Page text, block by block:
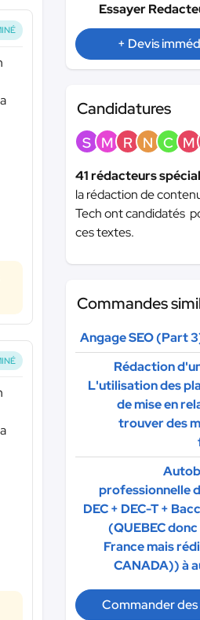
Essayer
+ Devis
Candidatures
S M R N C M
41 rédacteurs
la rédaction de
Tech ont candidatés
ces textes.
Commandes
Angage SEO (Part
Rédaction
L'utilisation des
de mise en
trouver des
professionnelle
DEC + DEC-T +
(QUEBEC
France mais
CANADA)) à
Commander